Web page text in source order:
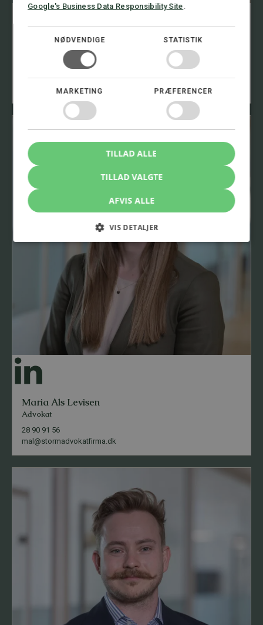
Mikkel Anker Pedersen
Advokat, Partner
20 73 64 73
map@stormadvokatfirma.dk
Maria Als Levisen
Advokat
28 90 91 56
mal@stormadvokatfirma.dk
Google's Business Data Responsibility Site
NØDVENDIGE STATISTIK
MARKETING PRÆFERENCER
TILLAD VALGTE
TILLAD ALLE
AFVIS ALLE
VIS DETALJER